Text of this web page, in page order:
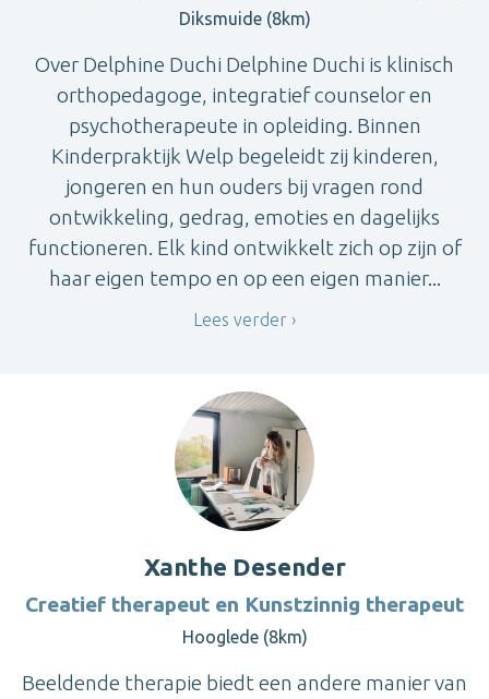
Diksmuide (8km)
Over Delphine Duchi Delphine Duchi is klinisch
orthopedagoge, integratief counselor en
psychotherapeute in opleiding. Binnen
Kinderpraktijk Welp begeleidt zij kinderen,
jongeren en hun ouders bij vragen rond
ontwikkeling, gedrag, emoties en dagelijks
functioneren. Elk kind ontwikkelt zich op zijn of
haar eigen tempo en op een eigen manier...
Lees verder
Xanthe Desender
Creatief therapeut en Kunstzinnig therapeut
Hooglede (8km)
Beeldende therapie biedt een andere manier van